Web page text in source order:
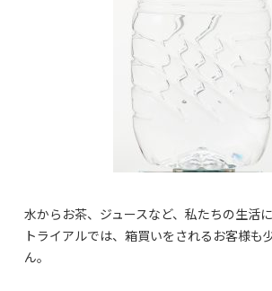
水からお茶、ジュースなど、私たちの生活
トライアルでは、箱買いをされるお客様も
ん。